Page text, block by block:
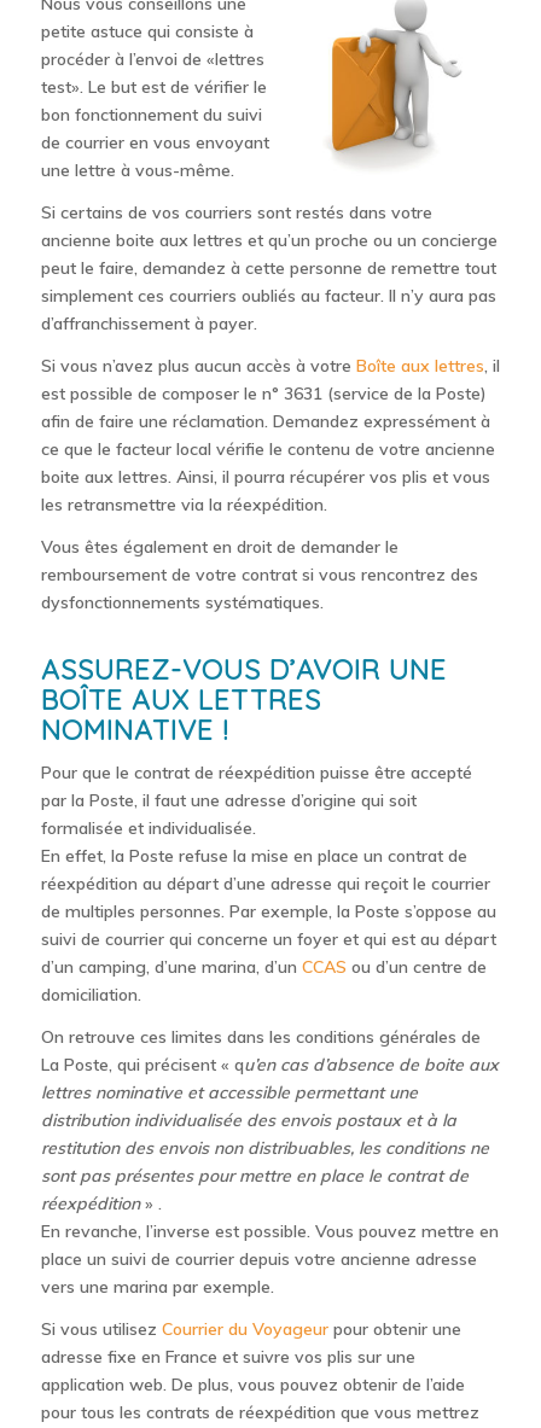
petite astuce qui consiste à
procéder à l’envoi de «lettres
test». Le but est de vérifier le
bon fonctionnement du suivi
de courrier en vous envoyant
une lettre à vous-même.
Si certains de vos courriers sont restés dans votre
ancienne boite aux lettres et qu’un proche ou un concierge
peut le faire, demandez à cette personne de remettre tout
simplement ces courriers oubliés au facteur. Il n’y aura pas
d’affranchissement à payer.
Si vous n’avez plus aucun accès à votre Boîte aux lettres, il
est possible de composer le n° 3631 (service de la Poste)
afin de faire une réclamation. Demandez expressément à
ce que le facteur local vérifie le contenu de votre ancienne
boite aux lettres. Ainsi, il pourra récupérer vos plis et vous
les retransmettre via la réexpédition.
Vous êtes également en droit de demander le
remboursement de votre contrat si vous rencontrez des
dysfonctionnements systématiques.
ASSUREZ-VOUS D’AVOIR UNE
BOÎTE AUX LETTRES
NOMINATIVE !
Pour que le contrat de réexpédition puisse être accepté
par la Poste, il faut une adresse d’origine qui soit
formalisée et individualisée.
En effet, la Poste refuse la mise en place un contrat de
réexpédition au départ d’une adresse qui reçoit le courrier
de multiples personnes. Par exemple, la Poste s’oppose au
suivi de courrier qui concerne un foyer et qui est au départ
d’un camping, d’une marina, d’un CCAS ou d’un centre de
domiciliation.
On retrouve ces limites dans les conditions générales de
La Poste, qui précisent « qu’en cas d’absence de boite aux
lettres nominative et accessible permettant une
distribution individualisée des envois postaux et à la
restitution des envois non distribuables, les conditions ne
sont pas présentes pour mettre en place le contrat de
réexpédition» .
En revanche, l’inverse est possible. Vous pouvez mettre en
place un suivi de courrier depuis votre ancienne adresse
vers une marina par exemple.
Si vous utilisez Courrier du Voyageurpour obtenir une
adresse fixe en France et suivre vos plis sur une
application web. De plus, vous pouvez obtenir de l’aide
pour tous les contrats de réexpédition que vous mettrez